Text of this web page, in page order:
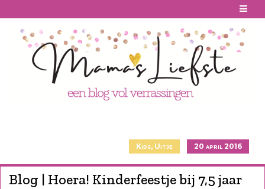
Kids, Uitje 20 april 2016
Blog | Hoera! Kinderfeestje bij 7,5 jaar